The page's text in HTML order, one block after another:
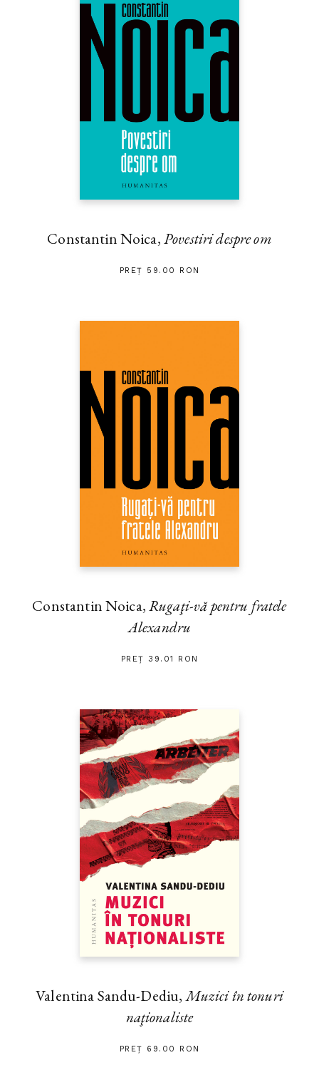
Constantin Noica,Povestiri despre om
PREȚ 59.00 RON
Constantin Noica,Rugaţi-vă pentru fratele
Alexandru
PREȚ 39.01 RON
Valentina Sandu-Dediu,Muzici în tonuri
naţionaliste
PREȚ 69.00 RON